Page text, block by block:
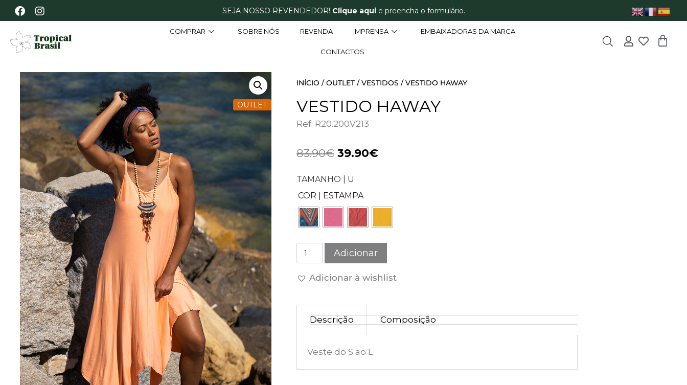
SEJA NOSSO REVENDEDOR! Clique aquie preencha o formulário.
COMPRAR SOBRE NÓS REVENDA IMPRENSA EMBAIXADORAS DA MARCA
CONTACTOS
OUTLET
INÍCIO /OUTLET/VESTIDOS / VESTIDO HAWAY
VESTIDO HAWAY
Ref: R20.200V213
83.90€ 39.90€
TAMANHO | U
COR | ESTAMPA
Adicionar
Adicionar à wishlist
Descrição Composição
Veste do S ao L